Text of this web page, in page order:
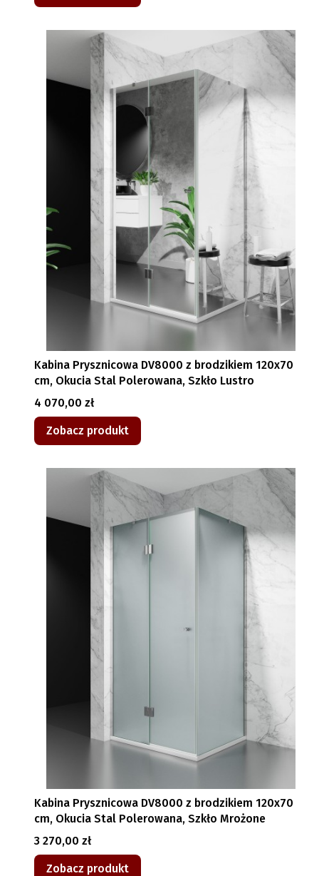
Kabina Prysznicowa DV8000 z brodzikiem 120x70
cm, Okucia Stal Polerowana, Szkło Lustro
Cena
4 070,00 zł
Zobacz produkt
Kabina Prysznicowa DV8000 z brodzikiem 120x70
cm, Okucia Stal Polerowana, Szkło Mrożone
Cena
3 270,00 zł
Zobacz produkt